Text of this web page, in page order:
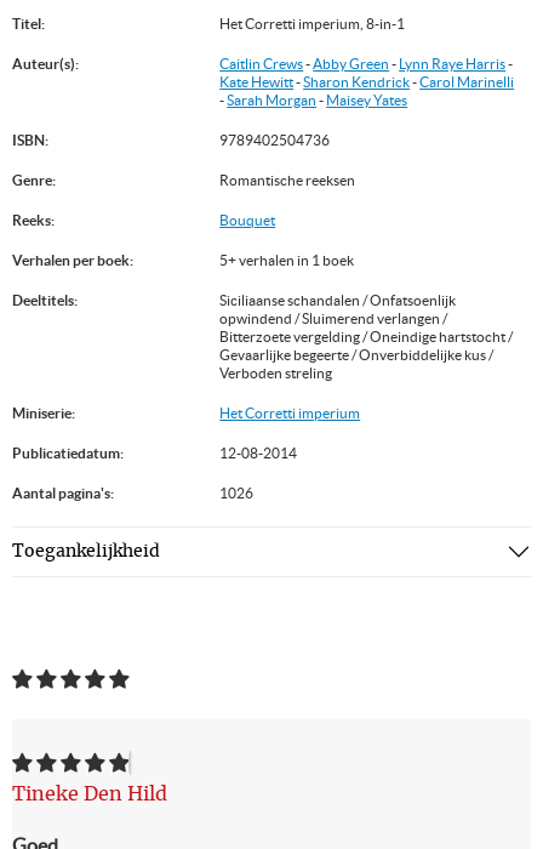
Titel: Het Corretti imperium, 8-in-1
Auteur(s): Caitlin Crews-Abby Green - Lynn Raye Harris-
Kate Hewitt-Sharon Kendrick-Carol Marinelli
-Sarah Morgan - Maisey Yates
ISBN: 9789402504736
Genre: Romantische reeksen
Reeks: Bouquet
Verhalen per boek: 5+ verhalen in 1 boek
Deeltitels:
Siciliaanse schandalen / Onfatsoenlijk
opwindend / Sluimerend verlangen /
Bitterzoete vergelding / Oneindige hartstocht /
Gevaarlijke begeerte / Onverbiddelijke kus /
Verboden streling
Miniserie: Het Corretti imperium
Publicatiedatum: 12-08-2014
Aantal pagina's: 1026
Toegankelijkheid
Tineke Den Hild